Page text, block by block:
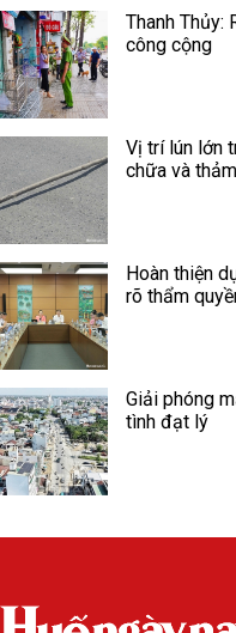
Thanh Thủy:
công cộng
Vị trí lún lớn
chữa và
Hoàn thiện
rõ thẩm
Giải phóng
tình đạt lý